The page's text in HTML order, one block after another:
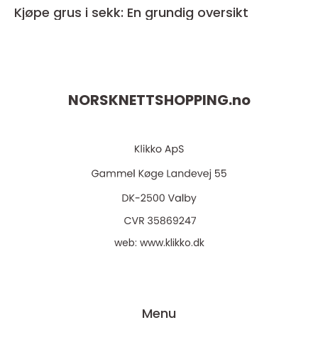
Kjøpe grus i sekk: En grundig oversikt
NORSKNETTSHOPPING.no
web: www.klikko.dk
Menu